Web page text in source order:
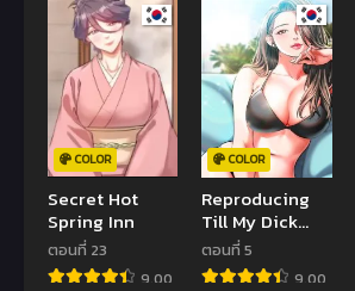
COLOR
Secret Hot
Spring Inn
ตอนที่ 23
9.00
COLOR
Reproducing
Till My Dick
Falls Off
ตอนที่ 5
9.00